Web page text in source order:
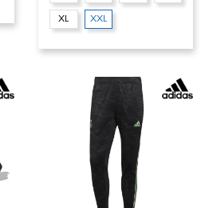
XL XXL